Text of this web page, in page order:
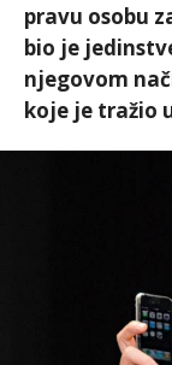
pravu osobu
bio je
njegovom
koje je tražio